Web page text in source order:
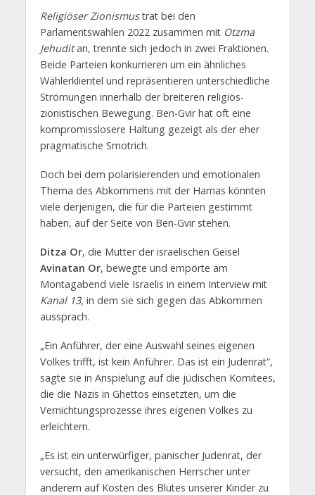
Religiöser Zionismustrat bei den
Parlamentswahlen 2022 zusammen mit Otzma
Jehuditan, trennte sich jedoch in zwei Fraktionen.
Beide Parteien konkurrieren um ein ähnliches
Wählerklientel und repräsentieren unterschiedliche
Strömungen innerhalb der breiteren religiös-
zionistischen Bewegung. Ben-Gvir hat oft eine
kompromisslosere Haltung gezeigt als der eher
pragmatische Smotrich.
Doch bei dem polarisierenden und emotionalen
Thema des Abkommens mit der Hamas könnten
viele derjenigen, die für die Parteien gestimmt
haben, auf der Seite von Ben-Gvir stehen.
Ditza Or, die Mutter der israelischen Geisel
Avinatan Or, bewegte und empörte am
Montagabend viele Israelis in einem Interview mit
Kanal 13, in dem sie sich gegen das Abkommen
aussprach.
„Ein Anführer, der eine Auswahl seines eigenen
Volkes trifft, ist kein Anführer. Das ist ein Judenrat“,
sagte sie in Anspielung auf die jüdischen Komitees,
die die Nazis in Ghettos einsetzten, um die
Vernichtungsprozesse ihres eigenen Volkes zu
erleichtern.
„Es ist ein unterwürfiger, panischer Judenrat, der
versucht, den amerikanischen Herrscher unter
anderem auf Kosten des Blutes unserer Kinder zu